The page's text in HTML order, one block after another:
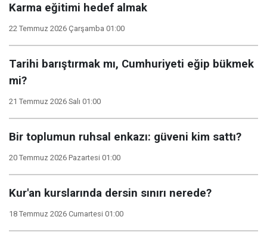
Karma eğitimi hedef almak
22 Temmuz 2026 Çarşamba 01:00
Tarihi barıştırmak mı, Cumhuriyeti eğip bükmek
mi?
21 Temmuz 2026 Salı 01:00
Bir toplumun ruhsal enkazı: güveni kim sattı?
20 Temmuz 2026 Pazartesi 01:00
Kur'an kurslarında dersin sınırı nerede?
18 Temmuz 2026 Cumartesi 01:00